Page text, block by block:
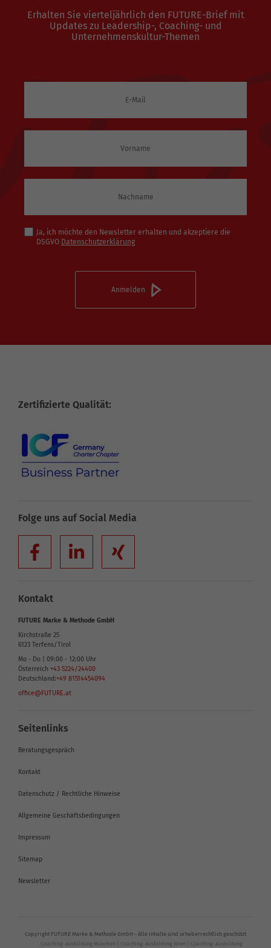
Erhalten Sie vierteljährlich den FUTURE-Brief mit
Updates zu Leadership-, Coaching- und
Unternehmenskultur-Themen
Ja, ich möchte den Newsletter erhalten und akzeptiere die
DSGVO Datenschutzerklärung
Zertifizierte Qualität:
Folge uns auf Social Media
Kontakt
FUTURE Marke & Methode GmbH
Kirchstraße 25
6123 Terfens/Tirol
Mo - Do | 09:00 - 12:00 Uhr
Österreich +43 5224/24400
Deutschland:+49 81514454094
office@FUTURE.at
Seitenlinks
Beratungsgespräch
Kontakt
Datenschutz / Rechtliche Hinweise
Allgemeine Geschäftsbedingungen
Impressum
Sitemap
Newsletter
Copyright FUTURE Marke & Methode GmbH - Alle Inhalte sind urheberrechtlich geschützt
Coaching-Ausbildung München Coaching-Ausbildung Wien Coaching-Ausbildung